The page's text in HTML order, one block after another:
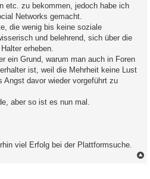
etc. zu bekommen, jedoch habe ich
Networks gemacht.
die wenig bis keine soziale
und belehrend, sich über die
erheben.
ein Grund, warum man auch in Foren
ist, weil die Mehrheit keine Lust
Angst davor wieder vorgeführt zu
aber so ist es nun mal.
viel Erfolg bei der Plattformsuche.